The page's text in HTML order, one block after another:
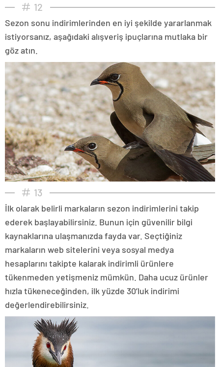
12
Sezon sonu indirimlerinden en iyi şekilde yararlanmak
istiyorsanız, aşağıdaki alışveriş ipuçlarına mutlaka bir
göz atın.
13
İlk olarak belirli markaların sezon indirimlerini takip
ederek başlayabilirsiniz. Bunun için güvenilir bilgi
kaynaklarına ulaşmanızda fayda var. Seçtiğiniz
markaların web sitelerini veya sosyal medya
hesaplarını takipte kalarak indirimli ürünlere
tükenmeden yetişmeniz mümkün. Daha ucuz ürünler
hızla tükeneceğinden, ilk yüzde 30’luk indirimi
değerlendirebilirsiniz.